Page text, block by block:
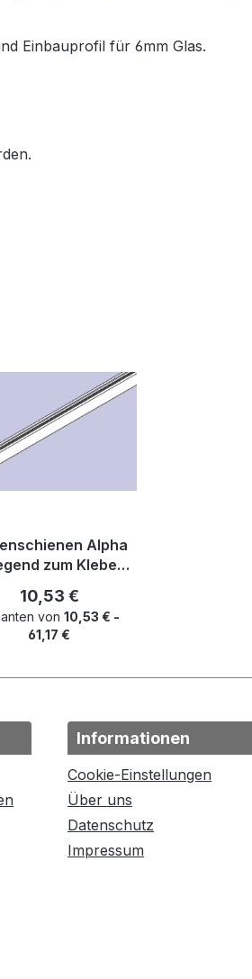
Einbauprofil für 6mm Glas.
Alpha
zum Kleben -
Regulärer Preis:
10,53 €
von10,53 € -
61,17 €
Informationen
Cookie-Einstellungen
Über uns
Datenschutz
Impressum